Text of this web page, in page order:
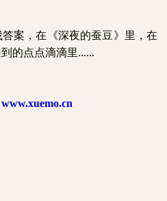
案，在《深夜的蚕豆》里，在
的点点滴滴里......
www.xuemo.cn